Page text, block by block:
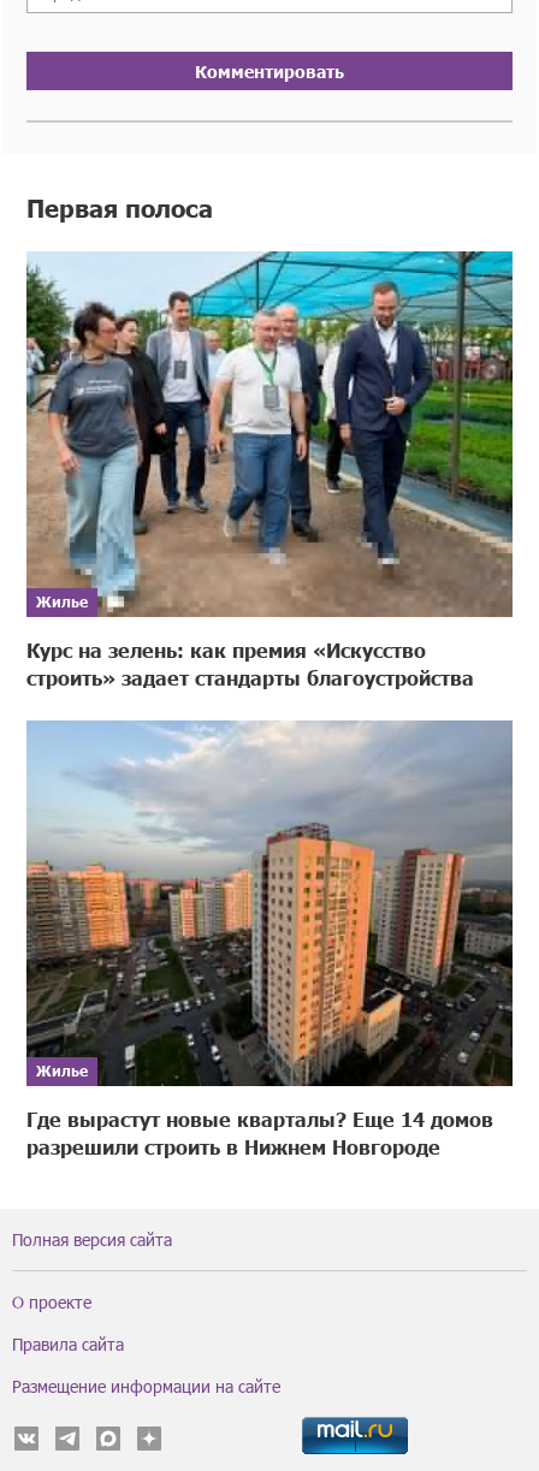
Комментировать
Первая полоса
Жилье
Курс на зелень: как премия «Искусство
строить» задает стандарты благоустройства
Жилье
Где вырастут новые кварталы? Еще 14 домов
разрешили строить в Нижнем Новгороде
Полная версия сайта
О проекте
Правила сайта
Размещение информации на сайте